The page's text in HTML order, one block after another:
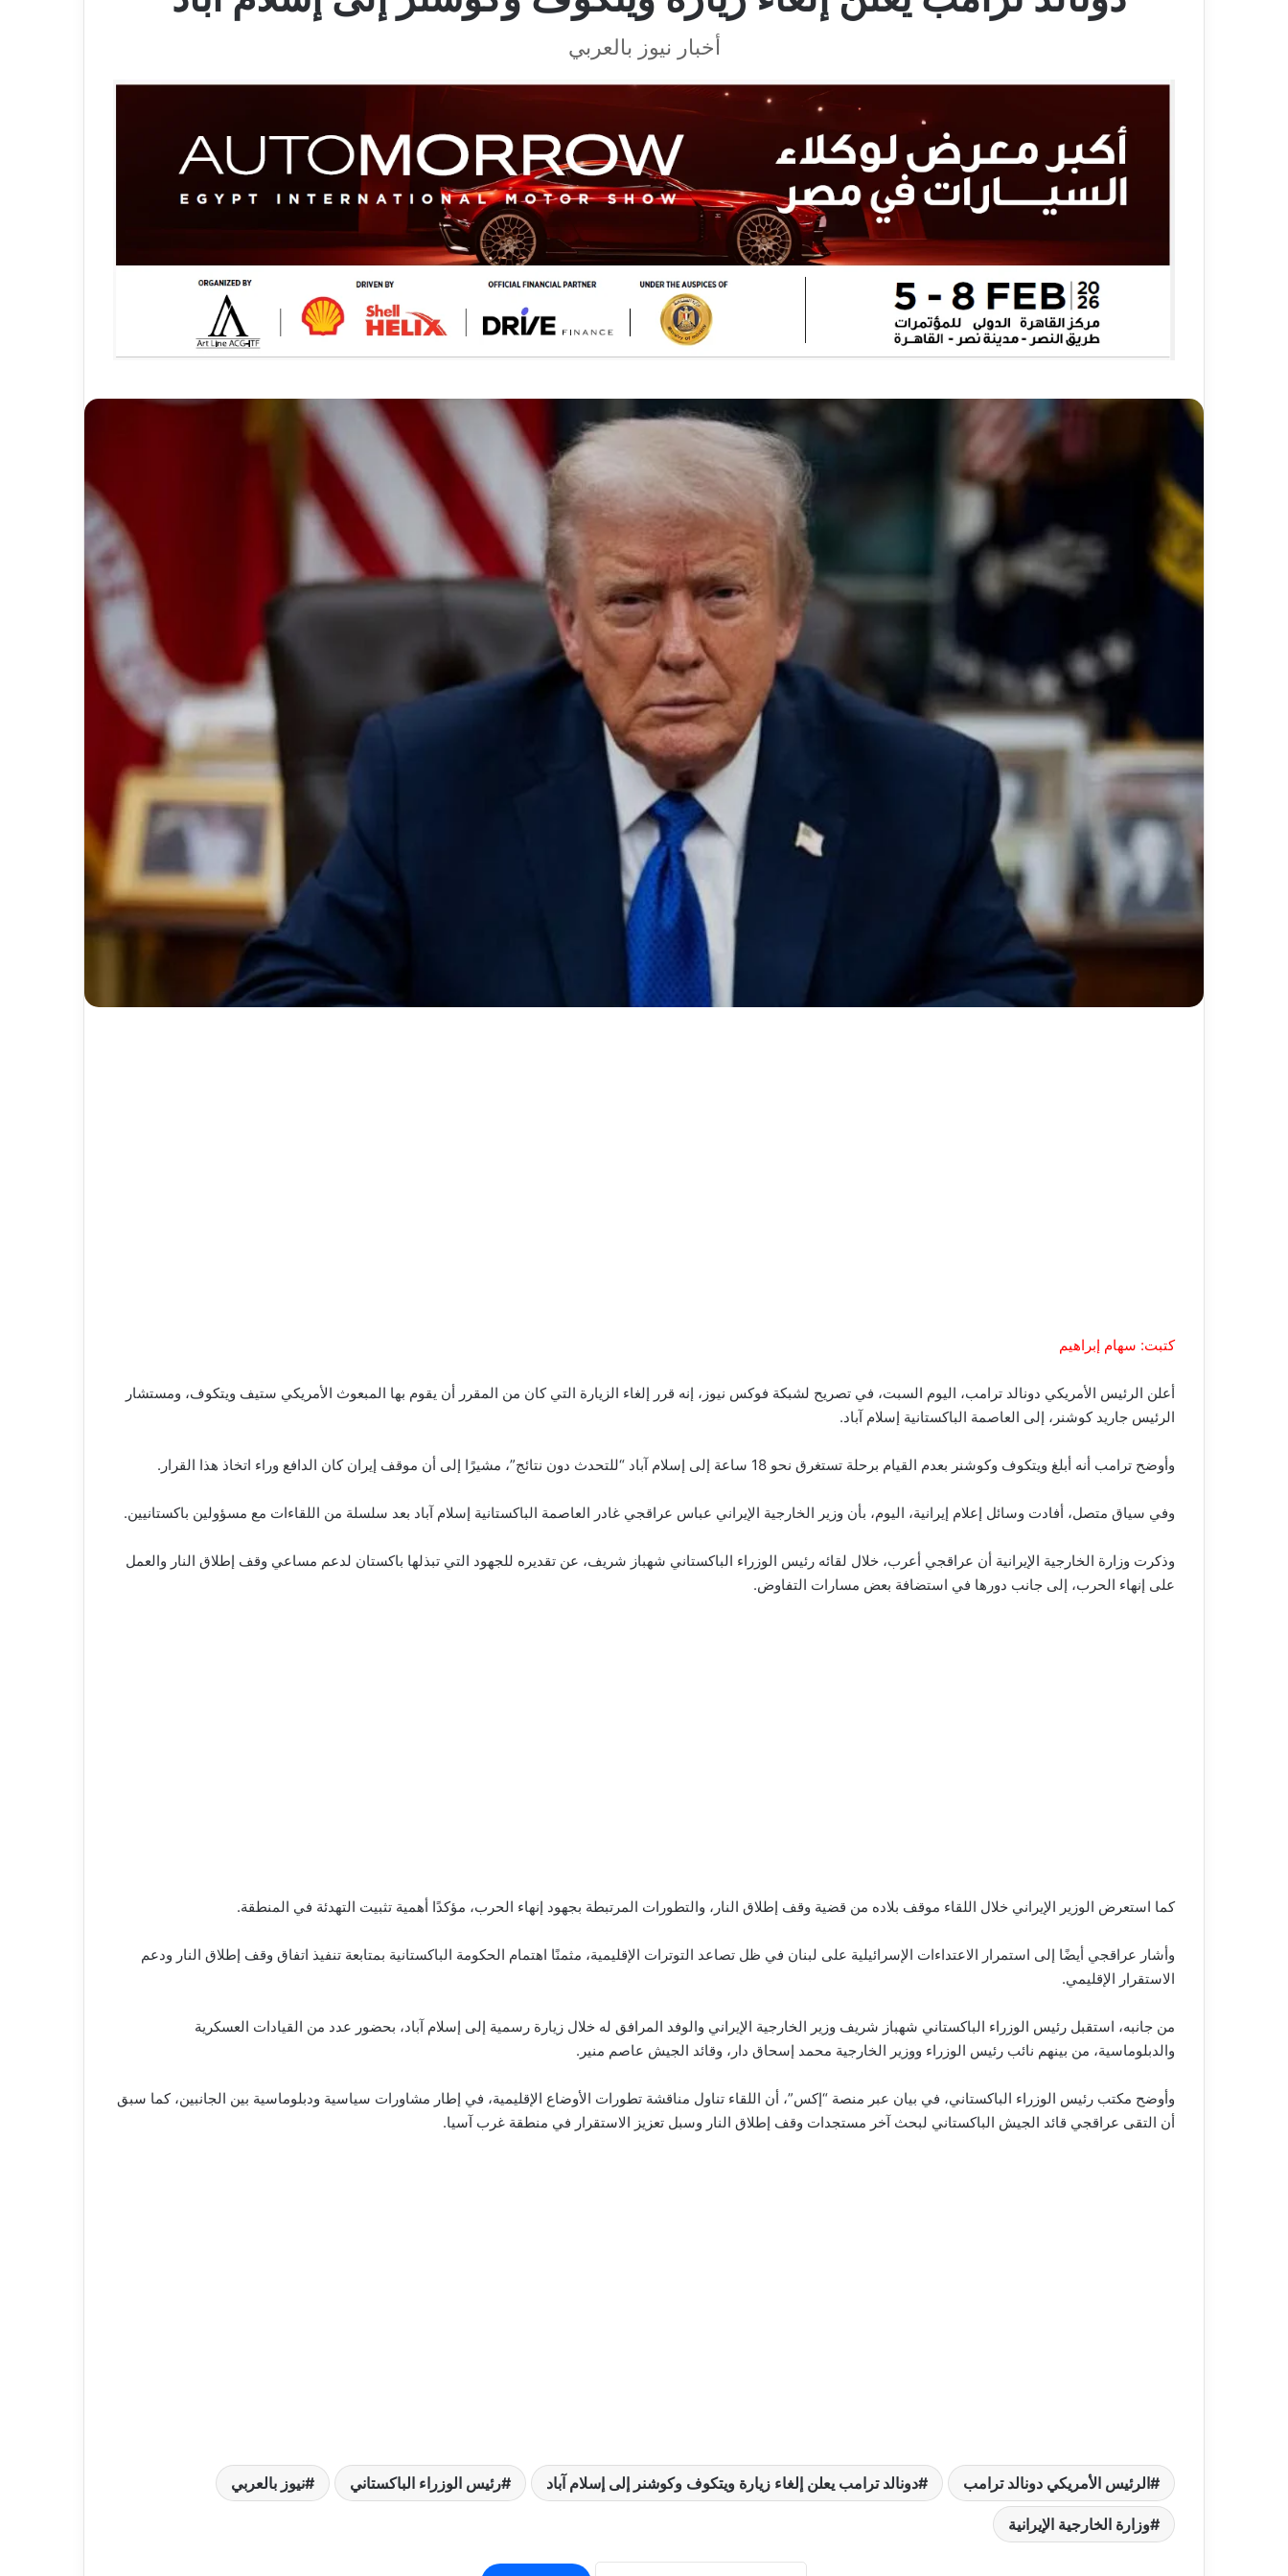
أخبار نيوز بالعربي
كتبت: سهام إبراهيم
أعلن الرئيس الأمريكي دونالد ترامب، اليوم السبت، في تصريح لشبكة فوكس نيوز، إنه قرر إلغاء الزيارة التي كان من المقرر أن يقوم بها المبعوث الأمريكي ستيف ويتكوف، ومستشار
الرئيس جاريد كوشنر، إلى العاصمة الباكستانية إسلام آباد.
وأوضح ترامب أنه أبلغ ويتكوف وكوشنر بعدم القيام برحلة تستغرق نحو 18 ساعة إلى إسلام آباد “للتحدث دون نتائج”، مشيرًا إلى أن موقف إيران كان الدافع وراء اتخاذ هذا القرار.
وفي سياق متصل، أفادت وسائل إعلام إيرانية، اليوم، بأن وزير الخارجية الإيراني عباس عراقجي غادر العاصمة الباكستانية إسلام آباد بعد سلسلة من اللقاءات مع مسؤولين باكستانيين.
وذكرت وزارة الخارجية الإيرانية أن عراقجي أعرب، خلال لقائه رئيس الوزراء الباكستاني شهباز شريف، عن تقديره للجهود التي تبذلها باكستان لدعم مساعي وقف إطلاق النار والعمل
على إنهاء الحرب، إلى جانب دورها في استضافة بعض مسارات التفاوض.
كما استعرض الوزير الإيراني خلال اللقاء موقف بلاده من قضية وقف إطلاق النار، والتطورات المرتبطة بجهود إنهاء الحرب، مؤكدًا أهمية تثبيت التهدئة في المنطقة.
وأشار عراقجي أيضًا إلى استمرار الاعتداءات الإسرائيلية على لبنان في ظل تصاعد التوترات الإقليمية، مثمنًا اهتمام الحكومة الباكستانية بمتابعة تنفيذ اتفاق وقف إطلاق النار ودعم
الاستقرار الإقليمي.
من جانبه، استقبل رئيس الوزراء الباكستاني شهباز شريف وزير الخارجية الإيراني والوفد المرافق له خلال زيارة رسمية إلى إسلام آباد، بحضور عدد من القيادات العسكرية
والدبلوماسية، من بينهم نائب رئيس الوزراء ووزير الخارجية محمد إسحاق دار، وقائد الجيش عاصم منير.
وأوضح مكتب رئيس الوزراء الباكستاني، في بيان عبر منصة “إكس”، أن اللقاء تناول مناقشة تطورات الأوضاع الإقليمية، في إطار مشاورات سياسية ودبلوماسية بين الجانبين، كما سبق
أن التقى عراقجي قائد الجيش الباكستاني لبحث آخر مستجدات وقف إطلاق النار وسبل تعزيز الاستقرار في منطقة غرب آسيا.
الرئيس الأمريكي دونالد ترامب دونالد ترامب يعلن إلغاء زيارة ويتكوف وكوشنر إلى إسلام آباد رئيس الوزراء الباكستاني نيوز بالعربي
وزارة الخارجية الإيرانية